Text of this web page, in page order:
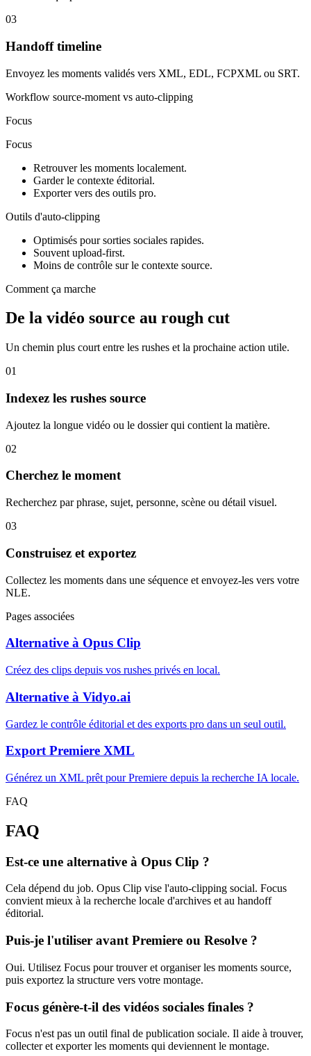
03
Handoff timeline
Envoyez les moments validés vers XML, EDL, FCPXML ou SRT.
Workflow source-moment vs auto-clipping
Focus
Focus
Retrouver les moments localement.
Garder le contexte éditorial.
Exporter vers des outils pro.
Outils d'auto-clipping
Optimisés pour sorties sociales rapides.
Souvent upload-first.
Moins de contrôle sur le contexte source.
Comment ça marche
De la vidéo source au rough cut
Un chemin plus court entre les rushes et la prochaine action utile.
01
Indexez les rushes source
Ajoutez la longue vidéo ou le dossier qui contient la matière.
02
Cherchez le moment
Recherchez par phrase, sujet, personne, scène ou détail visuel.
03
Construisez et exportez
Collectez les moments dans une séquence et envoyez-les vers votre
NLE.
Pages associées
Alternative à Opus Clip
Créez des clips depuis vos rushes privés en local.
Alternative à Vidyo.ai
Gardez le contrôle éditorial et des exports pro dans un seul outil.
Export Premiere XML
Générez un XML prêt pour Premiere depuis la recherche IA locale.
FAQ
FAQ
Est-ce une alternative à Opus Clip ?
Cela dépend du job. Opus Clip vise l'auto-clipping social. Focus
convient mieux à la recherche locale d'archives et au handoff
éditorial.
Puis-je l'utiliser avant Premiere ou Resolve ?
Oui. Utilisez Focus pour trouver et organiser les moments source,
puis exportez la structure vers votre montage.
Focus génère-t-il des vidéos sociales finales ?
Focus n'est pas un outil final de publication sociale. Il aide à trouver,
collecter et exporter les moments qui deviennent le montage.